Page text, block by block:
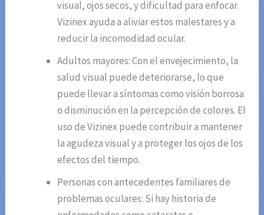
visual, ojos secos, y dificultad para enfocar.
Vizinex ayuda a aliviar estos malestares y a
reducir la incomodidad ocular.
Adultos mayores: Con el envejecimiento, la
salud visual puede deteriorarse, lo que
puede llevar a síntomas como visión borrosa
o disminución en la percepción de colores. El
uso de Vizinex puede contribuir a mantener
la agudeza visual y a proteger los ojos de los
efectos del tiempo.
Personas con antecedentes familiares de
problemas oculares: Si hay historia de